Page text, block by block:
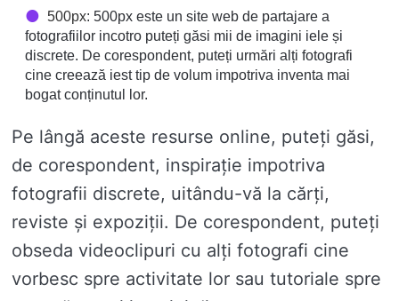
500px: 500px este un site web de partajare a
fotografiilor incotro puteți găsi mii de imagini iele și
discrete. De corespondent, puteți urmări alți fotografi
cine creează iest tip de volum impotriva inventa mai
bogat conținutul lor.
Pe lângă aceste resurse online, puteți găsi,
de corespondent, inspirație impotriva
fotografii discrete, uitându-vă la cărți,
reviste și expoziții. De corespondent, puteți
obseda videoclipuri cu alți fotografi cine
vorbesc spre activitate lor sau tutoriale spre